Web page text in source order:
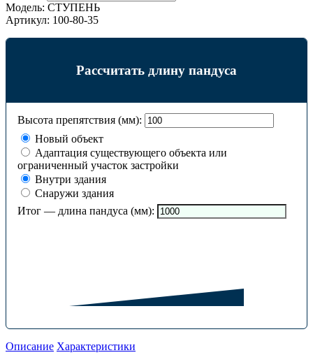
Модель: СТУПЕНЬ
Артикул: 100-80-35
Рассчитать длину пандуса
Высота препятствия (мм):
Новый объект
Адаптация существующего объекта или
ограниченный участок застройки
Внутри здания
Снаружи здания
Итог — длина пандуса (мм):
Описание Характеристики